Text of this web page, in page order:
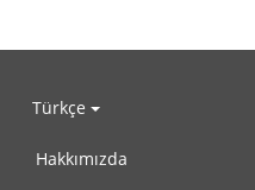
Türkçe
Hakkımızda